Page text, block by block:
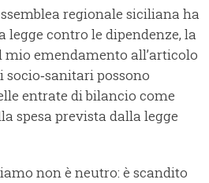
regionale siciliana ha
contro le dipendenze, la
mio emendamento all’articolo
socio‑sanitari possono
entrate di bilancio come
spesa prevista dalla legge
non è neutro: è scandito